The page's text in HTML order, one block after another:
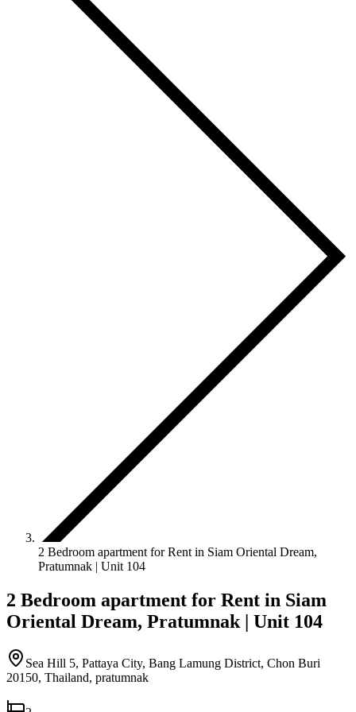
2 Bedroom apartment for Rent in Siam Oriental Dream,
Pratumnak | Unit 104
2 Bedroom apartment for Rent in Siam
Oriental Dream, Pratumnak | Unit 104
Sea Hill 5, Pattaya City, Bang Lamung District, Chon Buri
20150, Thailand, pratumnak